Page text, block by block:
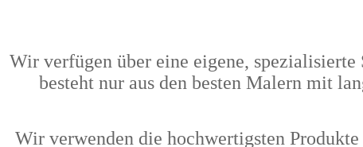
Wir verfügen über eine eigene, spezialisierte
besteht nur aus den besten Malern mit
Wir verwenden die hochwertigsten